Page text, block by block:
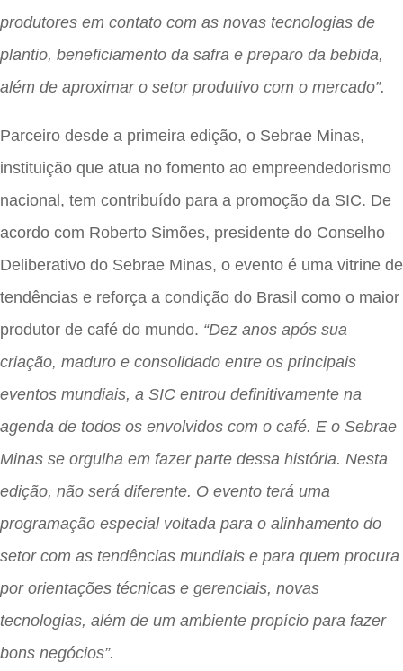
produtores em contato com as novas tecnologias de
plantio, beneficiamento da safra e preparo da bebida,
além de aproximar o setor produtivo com o mercado”.
Parceiro desde a primeira edição, o Sebrae Minas,
instituição que atua no fomento ao empreendedorismo
nacional, tem contribuído para a promoção da SIC. De
acordo com Roberto Simões, presidente do Conselho
Deliberativo do Sebrae Minas, o evento é uma vitrine de
tendências e reforça a condição do Brasil como o maior
produtor de café do mundo. “Dez anos após sua
criação, maduro e consolidado entre os principais
eventos mundiais, a SIC entrou definitivamente na
agenda de todos os envolvidos com o café. E o Sebrae
Minas se orgulha em fazer parte dessa história. Nesta
edição, não será diferente. O evento terá uma
programação especial voltada para o alinhamento do
setor com as tendências mundiais e para quem procura
por orientações técnicas e gerenciais, novas
tecnologias, além de um ambiente propício para fazer
bons negócios”.